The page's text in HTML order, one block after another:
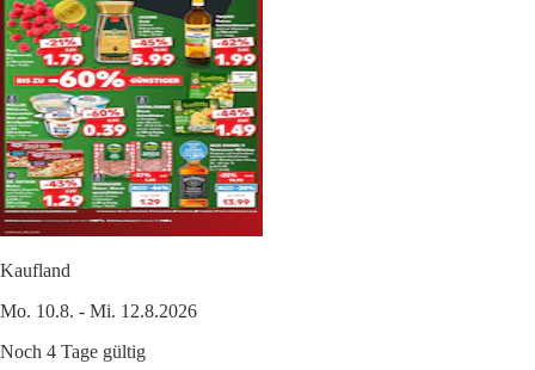
Kaufland
Mo. 10.8. - Mi. 12.8.2026
Noch 4 Tage gültig